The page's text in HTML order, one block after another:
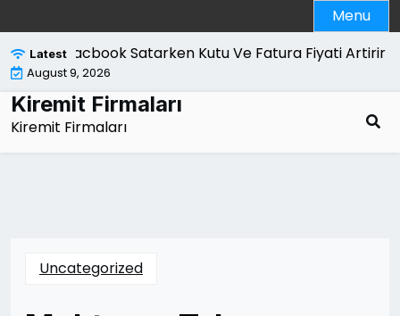
to
content
Menu
Latest
Macbook Satarken Kutu Ve Fatura Fiyati Artirir Mi |
August 9, 2026
Kiremit Firmaları
Kiremit Firmaları
Uncategorized